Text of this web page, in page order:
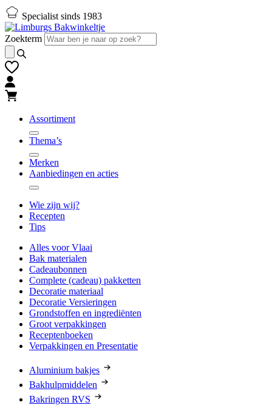
Naar
hoofd-
inhoud
gaan
Naar
footer
gaan
Specialist sinds 1983
Zoekterm
Assortiment
Thema’s
Merken
Aanbiedingen en acties
Wie zijn wij?
Recepten
Tips
Alles voor Vlaai
Bak materialen
Cadeaubonnen
Complete (cadeau) pakketten
Decoratie materiaal
Decoratie Versieringen
Grondstoffen en ingrediënten
Groot verpakkingen
Receptenboeken
Verpakkingen en Presentatie
Aluminium bakjes
Bakhulpmiddelen
Bakringen RVS